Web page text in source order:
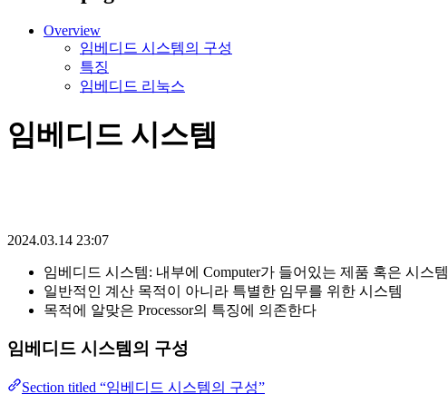
Overview
임베디드 시스템의 구성
특징
임베디드 리눅스
임베디드 시스템
2024.03.14 23:07
임베디드 시스템: 내부에 Computer가 들어있는 제품 혹은 시스템
일반적인 계산 목적이 아니라 특별한 임무를 위한 시스템
목적에 알맞은 Processor의 특징에 의존한다
임베디드 시스템의 구성
Section titled “임베디드 시스템의 구성”